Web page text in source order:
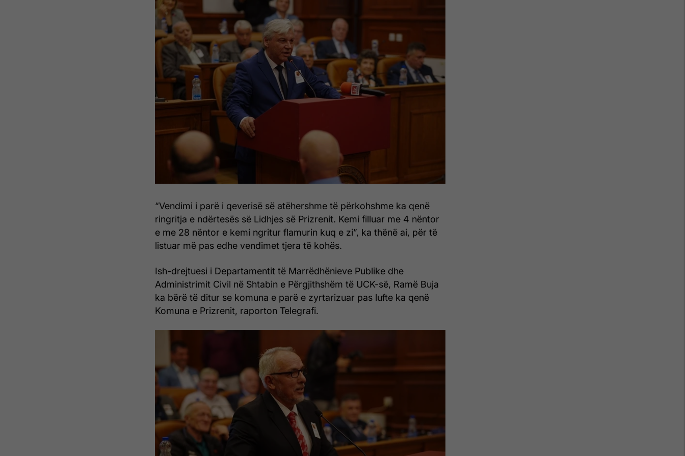
“Vendimi i parë i qeverisë së atëhershme të përkohshme ka qenë
ringritja e ndërtesës së Lidhjes së Prizrenit. Kemi filluar me 4 nëntor
e me 28 nëntor e kemi ngritur flamurin kuq e zi”, ka thënë ai, për të
listuar më pas edhe vendimet tjera të kohës.
Ish-drejtuesi i Departamentit të Marrëdhënieve Publike dhe
Administrimit Civil në Shtabin e Përgjithshëm të UCK-së, Ramë Buja
ka bërë të ditur se komuna e parë e zyrtarizuar pas lufte ka qenë
Komuna e Prizrenit, raporton Telegrafi.